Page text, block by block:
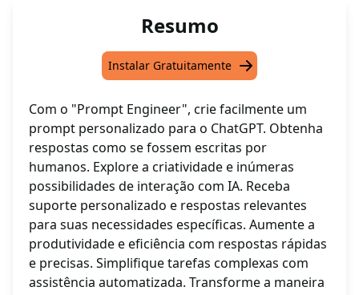
Resumo
Instalar Gratuitamente
Com o "Prompt Engineer", crie facilmente um
prompt personalizado para o ChatGPT. Obtenha
respostas como se fossem escritas por
humanos. Explore a criatividade e inúmeras
possibilidades de interação com IA. Receba
suporte personalizado e respostas relevantes
para suas necessidades específicas. Aumente a
produtividade e eficiência com respostas rápidas
e precisas. Simplifique tarefas complexas com
assistência automatizada. Transforme a maneira